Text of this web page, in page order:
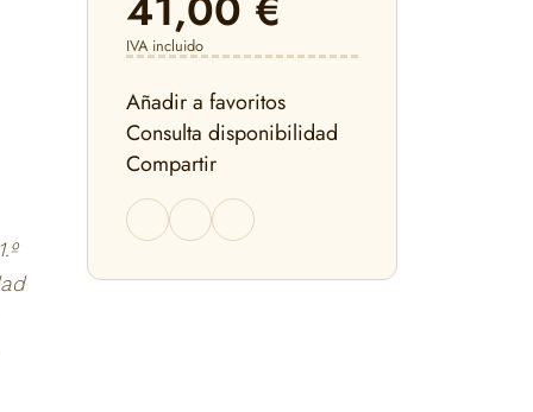
IVA incluido
Añadir a favoritos
Consulta disponibilidad
Compartir